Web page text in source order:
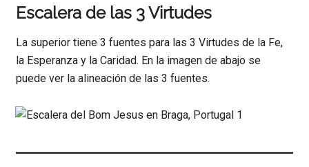
Escalera de las 3 Virtudes
La superior tiene 3 fuentes para las 3 Virtudes de la Fe,
la Esperanza y la Caridad. En la imagen de abajo se
puede ver la alineación de las 3 fuentes.